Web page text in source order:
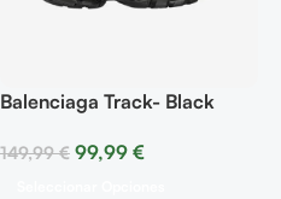
Balenciaga Track- Black
149,99€ 99,99 €